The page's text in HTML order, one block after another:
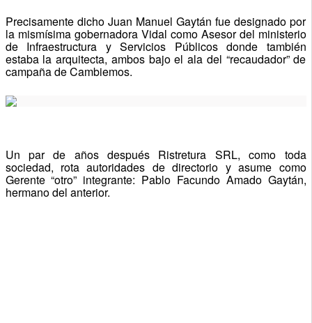
Precisamente dicho Juan Manuel Gaytán fue designado por
la mismísima gobernadora Vidal como Asesor del ministerio
de Infraestructura y Servicios Públicos donde también
estaba la arquitecta, ambos bajo el ala del “recaudador” de
campaña de Cambiemos.
Un par de años después Ristretura SRL, como toda
sociedad, rota autoridades de directorio y asume como
Gerente “otro” integrante: Pablo Facundo Amado Gaytán,
hermano del anterior.